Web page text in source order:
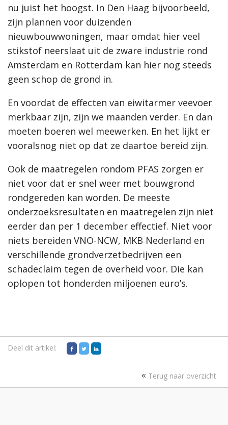
nu juist het hoogst. In Den Haag bijvoorbeeld,
zijn plannen voor duizenden
nieuwbouwwoningen, maar omdat hier veel
stikstof neerslaat uit de zware industrie rond
Amsterdam en Rotterdam kan hier nog steeds
geen schop de grond in.
En voordat de effecten van eiwitarmer veevoer
merkbaar zijn, zijn we maanden verder. En dan
moeten boeren wel meewerken. En het lijkt er
vooralsnog niet op dat ze daartoe bereid zijn.
Ook de maatregelen rondom PFAS zorgen er
niet voor dat er snel weer met bouwgrond
rondgereden kan worden. De meeste
onderzoeksresultaten en maatregelen zijn niet
eerder dan per 1 december effectief. Niet voor
niets bereiden VNO-NCW, MKB Nederland en
verschillende grondverzetbedrijven een
schadeclaim tegen de overheid voor. Die kan
oplopen tot honderden miljoenen euro’s.
Deel dit artikel:
Terug naar overzicht